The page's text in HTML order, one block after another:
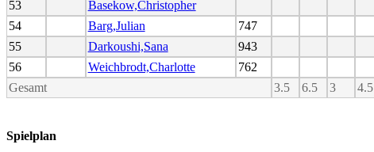
53
Basekow,Christopher
54
Barg,Julian
747
55
Darkoushi,Sana
943
56
Weichbrodt,Charlotte
762
Gesamt
3.5 6.5 3 4.5
Spielplan